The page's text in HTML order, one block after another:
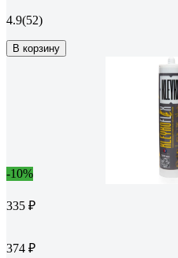
4.9(52)
В корзину
-10%
335 ₽
374 ₽